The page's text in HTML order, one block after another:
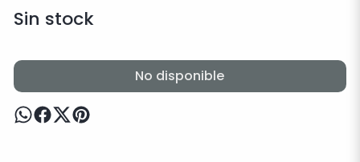
Sin stock
No disponible